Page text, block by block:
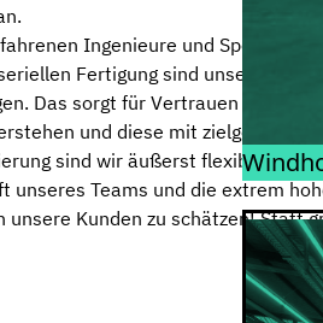
Ingenieure und
Fertigung sind unsere
Das sorgt für Vertrauen und
und diese mit
sind wir äußerst flexibel und
unseres Teams und die extrem
Kunden zu schätzen! Statt